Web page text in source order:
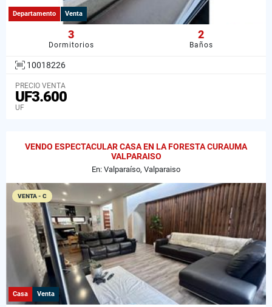
Departamento Venta
3
Dormitorios
2
Baños
10018226
PRECIO VENTA
UF3.600
UF
VENDO ESPECTACULAR CASA EN LA FORESTA CURAUMA
VALPARAISO
En: Valparaíso, Valparaiso
VENTA - C
Casa Venta